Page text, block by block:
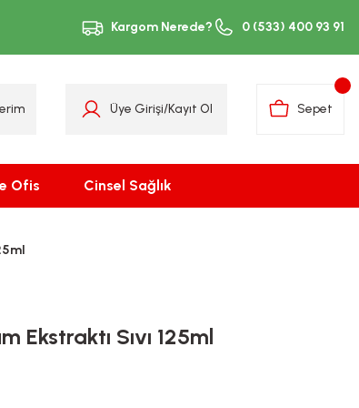
Kargom Nerede? 0 (533) 400 93 91
Üye Girişi/Kayıt Ol Sepet
Ofis Cinsel Sağlık
Ekstraktı Sıvı 125ml